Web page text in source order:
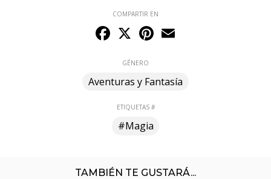
COMPARTIR EN
Facebook
X Pinterest
GÉNERO
Aventuras y Fantasía
ETIQUETAS #
#Magia
TAMBIÉN TE GUSTARÁ...